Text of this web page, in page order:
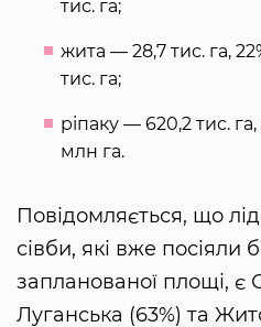
тис. га;
жита — 28,7 тис. га,
тис. га;
ріпаку — 620,2 тис.
млн га.
Повідомляється, що
сівби, які вже посіяли
запланованої площі, є
Луганська (63%) та